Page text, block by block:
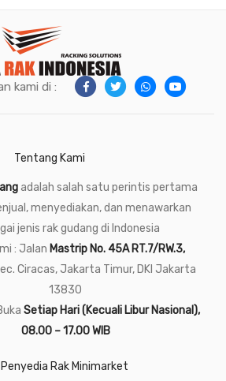
kami di :
Tentang Kami
adalah salah satu perintis pertama
menyediakan, dan menawarkan
jenis rak gudang di Indonesia
: Jalan Mastrip No. 45A RT.7/RW.3,
Ciracas, Jakarta Timur, DKI Jakarta
13830
Setiap Hari (Kecuali Libur Nasional),
08.00 – 17.00 WIB
Rak Minimarket